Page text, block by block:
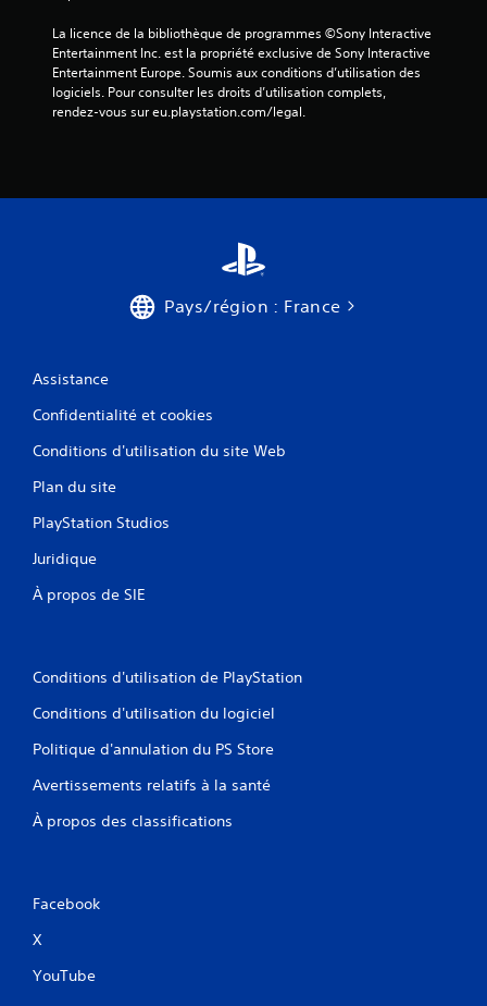
s
)
La licence de la bibliothèque de programmes ©Sony Interactive
Entertainment Inc. est la propriété exclusive de Sony Interactive
Entertainment Europe. Soumis aux conditions d’utilisation des
logiciels. Pour consulter les droits d’utilisation complets,
rendez-vous sur eu.playstation.com/legal.
Pays/région : France
Assistance
Confidentialité et cookies
Conditions d'utilisation du site Web
Plan du site
PlayStation Studios
Juridique
À propos de SIE
Conditions d'utilisation de PlayStation
Conditions d'utilisation du logiciel
Politique d'annulation du PS Store
Avertissements relatifs à la santé
À propos des classifications
Facebook
X
YouTube